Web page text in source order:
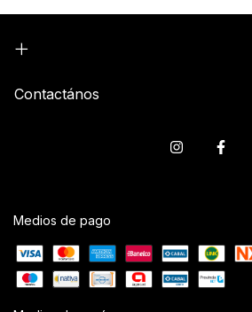
Contactános
Medios de pago